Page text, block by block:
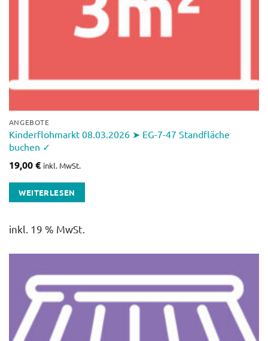
ANGEBOTE
Kinderflohmarkt 08.03.2026 ➤ EG-7-47 Standfläche
buchen ✓
19,00€ inkl. MwSt.
WEITERLESEN
inkl. 19 % MwSt.